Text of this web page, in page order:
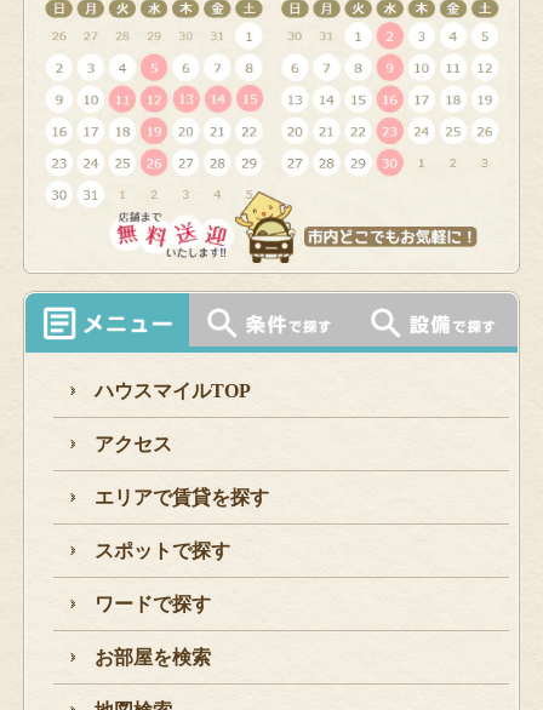
ハウスマイルTOP
アクセス
エリアで賃貸を探す
スポットで探す
ワードで探す
お部屋を検索